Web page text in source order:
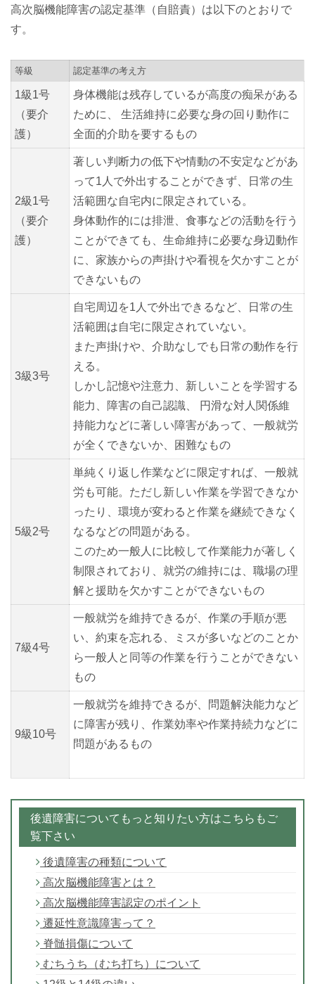
高次脳機能障害の認定基準（自賠責）は以下のとおりで
す。
等級 認定基準の考え方
1級1号
（要介
護）
身体機能は残存しているが高度の痴呆がある
ために、 生活維持に必要な身の回り動作に
全面的介助を要するもの
2級1号
（要介
護）
著しい判断力の低下や情動の不安定などがあ
って1人で外出することができず、日常の生
活範囲な自宅内に限定されている。
身体動作的には排泄、食事などの活動を行う
ことができても、生命維持に必要な身辺動作
に、家族からの声掛けや看視を欠かすことが
できないもの
3級3号
自宅周辺を1人で外出できるなど、日常の生
活範囲は自宅に限定されていない。
また声掛けや、介助なしでも日常の動作を行
える。
しかし記憶や注意力、新しいことを学習する
能力、障害の自己認識、 円滑な対人関係維
持能力などに著しい障害があって、一般就労
が全くできないか、困難なもの
5級2号
単純くり返し作業などに限定すれば、一般就
労も可能。ただし新しい作業を学習できなか
ったり、環境が変わると作業を継続できなく
なるなどの問題がある。
このため一般人に比較して作業能力が著しく
制限されており、就労の維持には、職場の理
解と援助を欠かすことができないもの
7級4号
一般就労を維持できるが、作業の手順が悪
い、約束を忘れる、ミスが多いなどのことか
ら一般人と同等の作業を行うことができない
もの
9級10号
一般就労を維持できるが、問題解決能力など
に障害が残り、作業効率や作業持続力などに
問題があるもの
後遺障害についてもっと知りたい方はこちらもご
覧下さい
後遺障害の種類について
高次脳機能障害とは？
高次脳機能障害認定のポイント
遷延性意識障害って？
脊髄損傷について
むちうち（むち打ち）について